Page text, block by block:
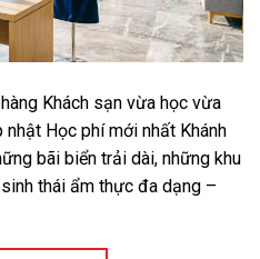
Khách sạn vừa học vừa
nhật Học phí mới nhất Khánh
bãi biển trải dài, những khu
thái ẩm thực đa dạng –